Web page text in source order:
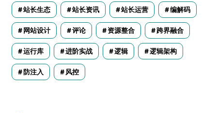
站长生态 站长资讯 站长运营 编解码
网站设计 评论 资源整合 跨界融合
运行库 进阶实战 逻辑 逻辑架构
防注入 风控